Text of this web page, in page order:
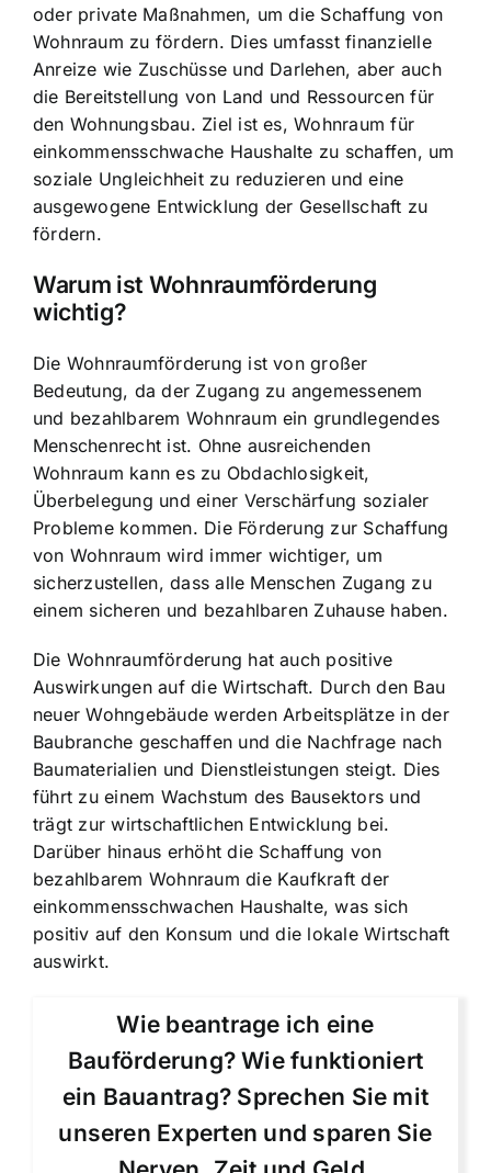
oder private Maßnahmen, um die Schaffung von
Wohnraum zu fördern. Dies umfasst finanzielle
Anreize wie Zuschüsse und Darlehen, aber auch
die Bereitstellung von Land und Ressourcen für
den Wohnungsbau. Ziel ist es, Wohnraum für
einkommensschwache Haushalte zu schaffen, um
soziale Ungleichheit zu reduzieren und eine
ausgewogene Entwicklung der Gesellschaft zu
fördern.
Warum ist Wohnraumförderung
wichtig?
Die Wohnraumförderung ist von großer
Bedeutung, da der Zugang zu angemessenem
und bezahlbarem Wohnraum ein grundlegendes
Menschenrecht ist. Ohne ausreichenden
Wohnraum kann es zu Obdachlosigkeit,
Überbelegung und einer Verschärfung sozialer
Probleme kommen. Die Förderung zur Schaffung
von Wohnraum wird immer wichtiger, um
sicherzustellen, dass alle Menschen Zugang zu
einem sicheren und bezahlbaren Zuhause haben.
Die Wohnraumförderung hat auch positive
Auswirkungen auf die Wirtschaft. Durch den Bau
neuer Wohngebäude werden Arbeitsplätze in der
Baubranche geschaffen und die Nachfrage nach
Baumaterialien und Dienstleistungen steigt. Dies
führt zu einem Wachstum des Bausektors und
trägt zur wirtschaftlichen Entwicklung bei.
Darüber hinaus erhöht die Schaffung von
bezahlbarem Wohnraum die Kaufkraft der
einkommensschwachen Haushalte, was sich
positiv auf den Konsum und die lokale Wirtschaft
auswirkt.
Wie beantrage ich eine
Bauförderung? Wie funktioniert
ein Bauantrag? Sprechen Sie mit
unseren Experten und sparen Sie